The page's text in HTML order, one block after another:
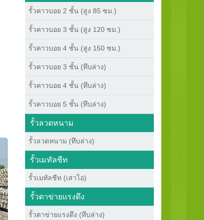
รั้วคาวบอย 2 ชั้น (สูง 85 ซม.)
รั้วคาวบอย 3 ชั้น (สูง 120 ซม.)
รั้วคาวบอย 4 ชั้น (สูง 150 ซม.)
รั้วคาวบอย 3 ชั้น (ทึบล่าง)
รั้วคาวบอย 4 ชั้น (ทึบล่าง)
รั้วคาวบอย 5 ชั้น (ทึบล่าง)
รั้วลวดหนาม
รั้วลวดหนาม (ทึบล่าง)
รั้วเมทัลชีท
รั้วเมทัลชีท (เสาไอ)
รั้วตาข่ายแรงดึง
รั้วตาข่ายแรงดึง (ทึบล่าง)